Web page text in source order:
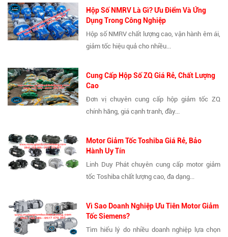
Hộp Số NMRV Là Gì? Ưu Điểm Và Ứng
Dụng Trong Công Nghiệp
Hộp số NMRV chất lượng cao, vận hành êm ái,
giảm tốc hiệu quả cho nhiều...
Cung Cấp Hộp Số ZQ Giá Rẻ, Chất Lượng
Cao
Đơn vị chuyên cung cấp hộp giảm tốc ZQ
chính hãng, giá cạnh tranh, đầy...
Motor Giảm Tốc Toshiba Giá Rẻ, Bảo
Hành Uy Tín
Linh Duy Phát chuyên cung cấp motor giảm
tốc Toshiba chất lượng cao, đa dạng...
Vì Sao Doanh Nghiệp Ưu Tiên Motor Giảm
Tốc Siemens?
Tìm hiểu lý do nhiều doanh nghiệp lựa chọn